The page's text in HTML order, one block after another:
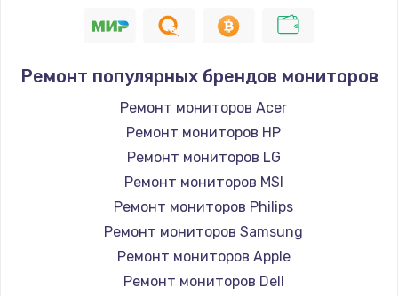
Заказать
Установка драйверов
725 руб.
Заказать
Замена вебкамеры
1260 руб.
Заказать
Ремонт петель крышки
Ремонт популярных брендов мониторов
Ремонт мониторов Acer
Ремонт мониторов HP
Ремонт мониторов LG
Ремонт мониторов MSI
Ремонт мониторов Philips
Ремонт мониторов Samsung
Ремонт мониторов Apple
Ремонт мониторов Dell